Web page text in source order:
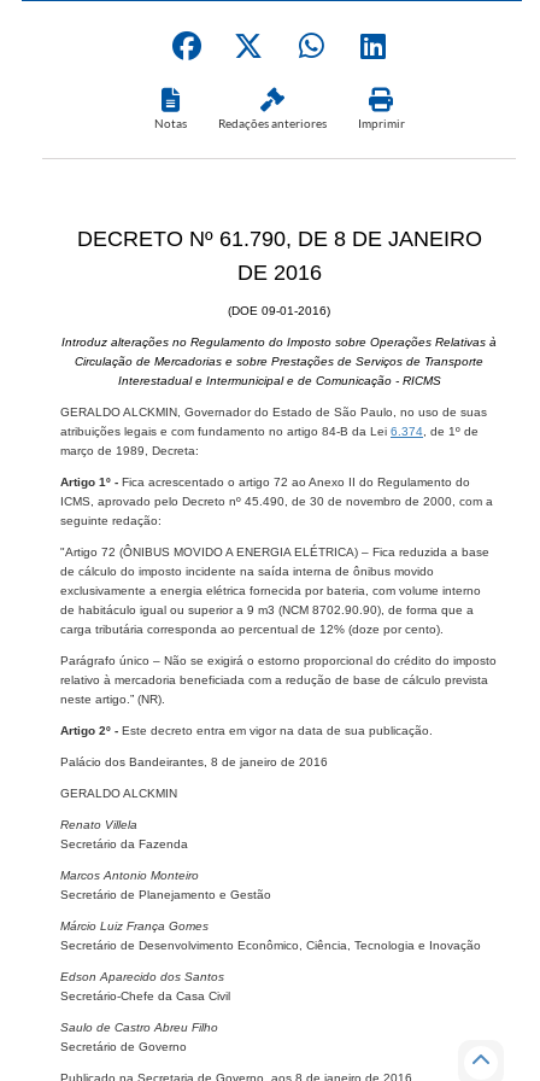
Notas Redações anteriores Imprimir
DECRETO Nº 61.790, DE 8 DE JANEIRO
DE 2016
(DOE 09-01-2016)
Introduz alterações no Regulamento do Imposto sobre Operações Relativas à
Circulação de Mercadorias e sobre Prestações de Serviços de Transporte
Interestadual e Intermunicipal e de Comunicação - RICMS
GERALDO ALCKMIN, Governador do Estado de São Paulo, no uso de suas
atribuições legais e com fundamento no artigo 84-B da Lei 6.374 , de 1º de
março de 1989, Decreta:
Artigo 1º - Fica acrescentado o artigo 72 ao Anexo II do Regulamento do
ICMS, aprovado pelo Decreto nº 45.490, de 30 de novembro de 2000, com a
seguinte redação:
"Artigo 72 (ÔNIBUS MOVIDO A ENERGIA ELÉTRICA) – Fica reduzida a base
de cálculo do imposto incidente na saída interna de ônibus movido
exclusivamente a energia elétrica fornecida por bateria, com volume interno
de habitáculo igual ou superior a 9 m3 (NCM 8702.90.90), de forma que a
carga tributária corresponda ao percentual de 12% (doze por cento).
Parágrafo único – Não se exigirá o estorno proporcional do crédito do imposto
relativo à mercadoria beneficiada com a redução de base de cálculo prevista
neste artigo.” (NR).
Artigo 2º - Este decreto entra em vigor na data de sua publicação.
Palácio dos Bandeirantes, 8 de janeiro de 2016
GERALDO ALCKMIN
Renato Villela
Secretário da Fazenda
Marcos Antonio Monteiro
Secretário de Planejamento e Gestão
Márcio Luiz França Gomes
Secretário de Desenvolvimento Econômico, Ciência, Tecnologia e Inovação
Edson Aparecido dos Santos
Secretário-Chefe da Casa Civil
Saulo de Castro Abreu Filho
Secretário de Governo
Publicado na Secretaria de Governo, aos 8 de janeiro de 2016.